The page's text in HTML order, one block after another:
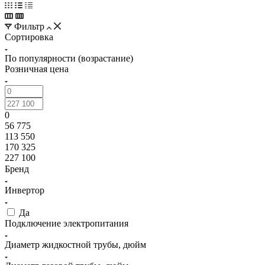
Фильтр
Сортировка
По популярности (возрастание)
Розничная цена
0
56 775
113 550
170 325
227 100
Бренд
Инвертор
Да
Подключение электропитания
Диаметр жидкостной трубы, дюйм